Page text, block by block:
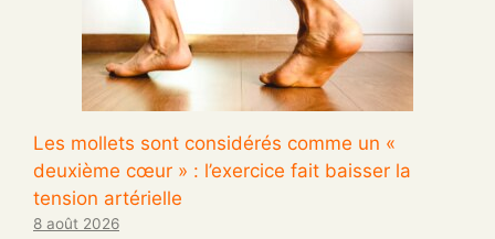
Les mollets sont considérés comme un «
deuxième cœur » : l’exercice fait baisser la
tension artérielle
8 août 2026